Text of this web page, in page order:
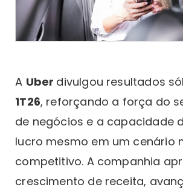
A Uber divulgou resultados
1T26, reforçando a força do
de negócios e a capacidade
lucro mesmo em um cenário
competitivo. A companhia
crescimento de receita,